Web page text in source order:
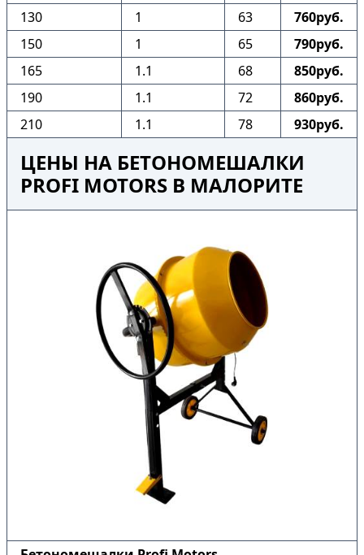
130 1 63
760руб.
150
1 65
790руб.
165
1.1 68
850руб.
190
1.1 72
860руб.
210
1.1 78 930руб.
ЦЕНЫ НА БЕТОНОМЕШАЛКИ
PROFI MOTORS В МАЛОРИТЕ